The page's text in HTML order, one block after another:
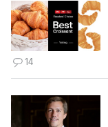
14